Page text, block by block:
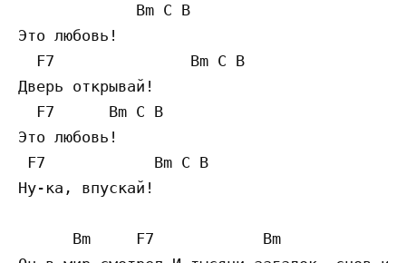
             Bm C B
Это любовь!
  F7               Bm C B
Дверь открывай!
  F7      Bm C B
Это любовь!
F7            Bm C B
Ну-ка, впускай!
Bm     F7            Bm